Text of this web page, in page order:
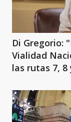
Di Gregorio:
Vialidad
las rutas 7, 8